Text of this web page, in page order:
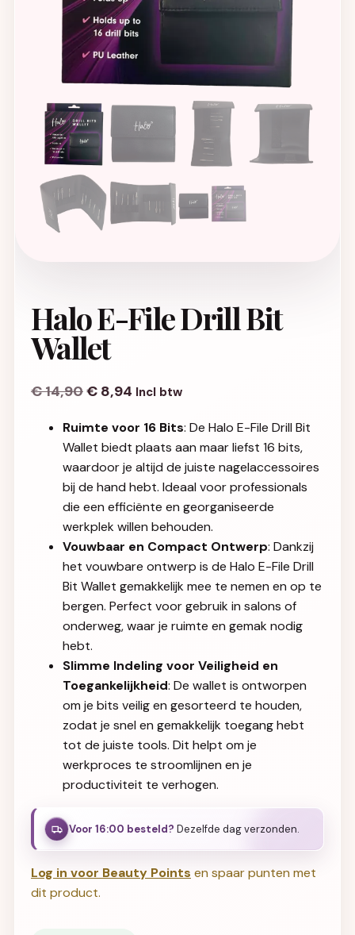
Halo E-File Drill Bit
Wallet
€14,90€ 8,94 Incl btw
Ruimte voor 16 Bits: De Halo E-File Drill Bit
Wallet biedt plaats aan maar liefst 16 bits,
waardoor je altijd de juiste nagelaccessoires
bij de hand hebt. Ideaal voor professionals
die een efficiënte en georganiseerde
werkplek willen behouden.
Vouwbaar en Compact Ontwerp: Dankzij
het vouwbare ontwerp is de Halo E-File Drill
Bit Wallet gemakkelijk mee te nemen en op te
bergen. Perfect voor gebruik in salons of
onderweg, waar je ruimte en gemak nodig
hebt.
Slimme Indeling voor Veiligheid en
Toegankelijkheid: De wallet is ontworpen
om je bits veilig en gesorteerd te houden,
zodat je snel en gemakkelijk toegang hebt
tot de juiste tools. Dit helpt om je
werkproces te stroomlijnen en je
productiviteit te verhogen.
Voor 16:00 besteld? Dezelfde dag verzonden.
Log in voor Beauty Points en spaar punten met
dit product.